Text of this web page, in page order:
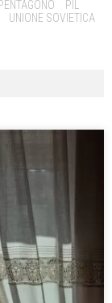
PENTAGONO
PIL
UNIONE SOVIETICA